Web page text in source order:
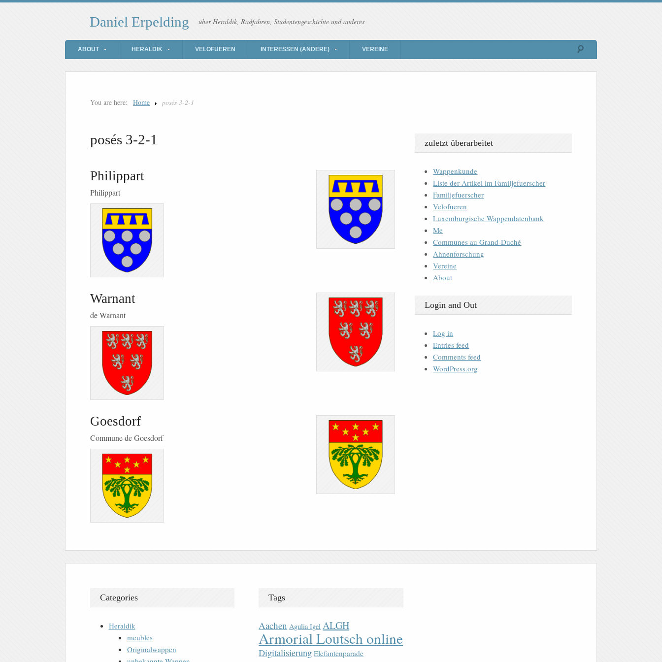
Daniel Erpelding über Heraldik, Radfahren, Studentengeschichte und anderes
ABOUT HERALDIK VELOFUEREN INTERESSEN (ANDERE) VEREINE
You are here: Home posés 3-2-1
posés 3-2-1
Philippart
Philippart
Warnant
de Warnant
Goesdorf
Commune de Goesdorf
zuletzt überarbeitet
Wappenkunde
Liste der Artikel im Familjefuerscher
Familjefuerscher
Velofueren
Luxemburgische Wappendatenbank
Me
Communes au Grand-Duché
Ahnenforschung
Vereine
About
Login and Out
Log in
Entries feed
Comments feed
WordPress.org
Categories
Heraldik
meubles
Originalwappen
Tags
Aachen Agulia Igel ALGH
Armorial Loutsch online
Digitalisierung Elefantenparade